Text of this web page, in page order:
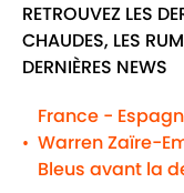
RETROUVEZ LES
CHAUDES, LES
DERNIÈRES NEWS
•
France -
Warren Zaïre-
Bleus avant la